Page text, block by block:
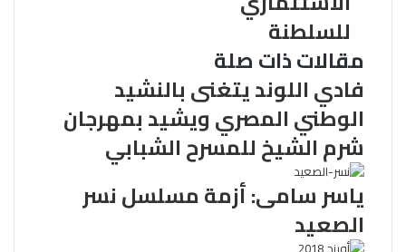
للسلطنة
مقالات ذات صلة
فادي اللوند يتغنى بالنشيد
الوطني المصري ويشيد بمهرجان
شرم الشيخ للمسرح الشبابي
ياسر سامى: أزمة مسلسل نسر
الصعيد